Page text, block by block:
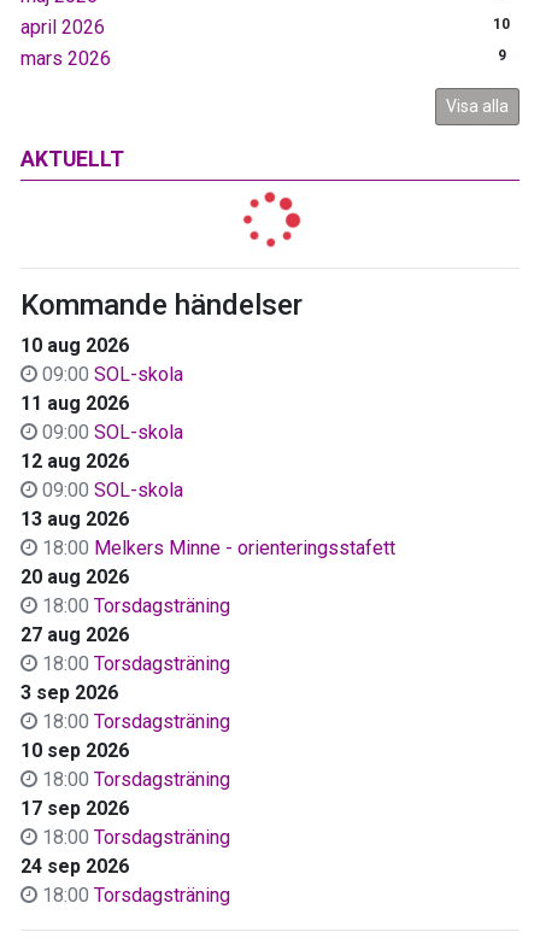
april 2026 10
mars 2026 9
Visa alla
AKTUELLT
Kommande händelser
10 aug 2026
09:00 SOL-skola
11 aug 2026
09:00 SOL-skola
12 aug 2026
09:00 SOL-skola
13 aug 2026
18:00 Melkers Minne - orienteringsstafett
20 aug 2026
18:00 Torsdagsträning
27 aug 2026
18:00 Torsdagsträning
3 sep 2026
18:00 Torsdagsträning
10 sep 2026
18:00 Torsdagsträning
17 sep 2026
18:00 Torsdagsträning
24 sep 2026
18:00 Torsdagsträning